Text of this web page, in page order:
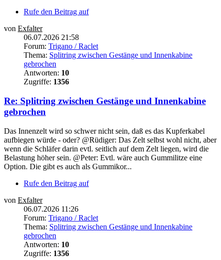
Rufe den Beitrag auf
von Exfalter
06.07.2026 21:58
Forum: Trigano / Raclet
Thema: Splitring zwischen Gestänge und Innenkabine
gebrochen
Antworten: 10
Zugriffe: 1356
Re: Splitring zwischen Gestänge und Innenkabine
gebrochen
Das Innenzelt wird so schwer nicht sein, daß es das Kupferkabel
aufbiegen würde - oder? @Rüdiger: Das Zelt selbst wohl nicht, aber
wenn die Schläfer darin evtl. seitlich auf dem Zelt liegen, wird die
Belastung höher sein. @Peter: Evtl. wäre auch Gummilitze eine
Option. Die gibt es auch als Gummikor...
Rufe den Beitrag auf
von Exfalter
06.07.2026 11:26
Forum: Trigano / Raclet
Thema: Splitring zwischen Gestänge und Innenkabine
gebrochen
Antworten: 10
Zugriffe: 1356